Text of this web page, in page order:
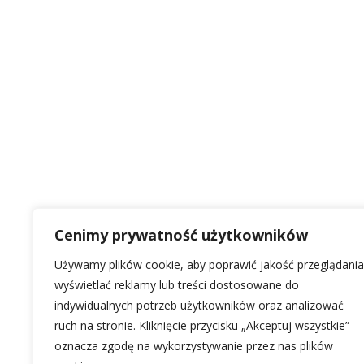
Cenimy prywatność użytkowników
Używamy plików cookie, aby poprawić jakość
wyświetlać reklamy lub treści dostosowane do
indywidualnych potrzeb użytkowników oraz analizować
ruch na stronie. Kliknięcie przycisku „Akceptuj wszystkie”
oznacza zgodę na wykorzystywanie przez nas plików